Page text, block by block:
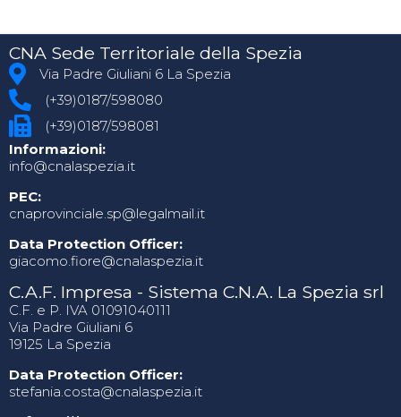
CNA Sede Territoriale della Spezia
Via Padre Giuliani 6 La Spezia
(+39)0187/598080
(+39)0187/598081
Informazioni:
info@cnalaspezia.it
PEC:
cnaprovinciale.sp@legalmail.it
Data Protection Officer:
giacomo.fiore@cnalaspezia.it
C.A.F. Impresa - Sistema C.N.A. La Spezia srl
C.F. e P. IVA 01091040111
Via Padre Giuliani 6
19125 La Spezia
Data Protection Officer:
stefania.costa@cnalaspezia.it